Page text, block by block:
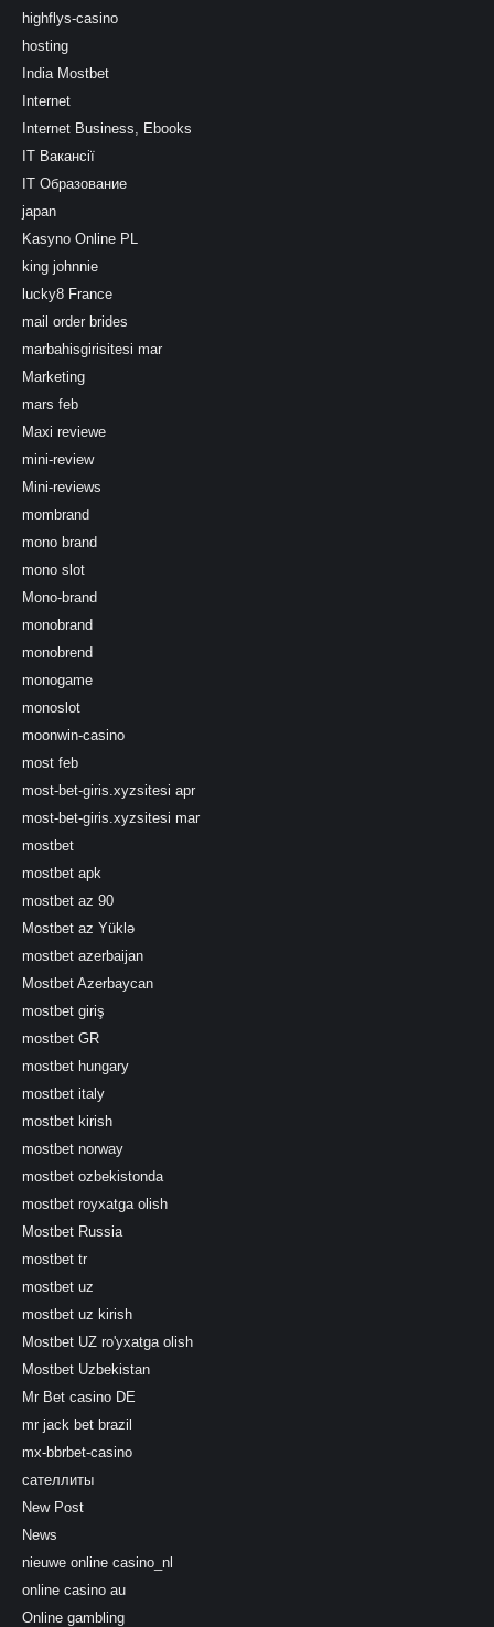
highflys-casino
hosting
India Mostbet
Internet
Internet Business, Ebooks
IT Вакансії
IT Образование
japan
Kasyno Online PL
king johnnie
lucky8 France
mail order brides
marbahisgirisitesi mar
Marketing
mars feb
Maxi reviewe
mini-review
Mini-reviews
mombrand
mono brand
mono slot
Mono-brand
monobrand
monobrend
monogame
monoslot
moonwin-casino
most feb
most-bet-giris.xyzsitesi apr
most-bet-giris.xyzsitesi mar
mostbet
mostbet apk
mostbet az 90
Mostbet az Yüklə
mostbet azerbaijan
Mostbet Azerbaycan
mostbet giriş
mostbet GR
mostbet hungary
mostbet italy
mostbet kirish
mostbet norway
mostbet ozbekistonda
mostbet royxatga olish
Mostbet Russia
mostbet tr
mostbet uz
mostbet uz kirish
Mostbet UZ ro'yxatga olish
Mostbet Uzbekistan
Mr Bet casino DE
mr jack bet brazil
mx-bbrbet-casino
сателлиты
New Post
News
nieuwe online casino_nl
online casino au
Online gambling